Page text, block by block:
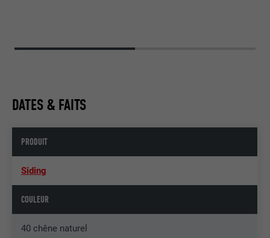
DATES & FAITS
PRODUIT
Siding
COULEUR
40 chêne naturel